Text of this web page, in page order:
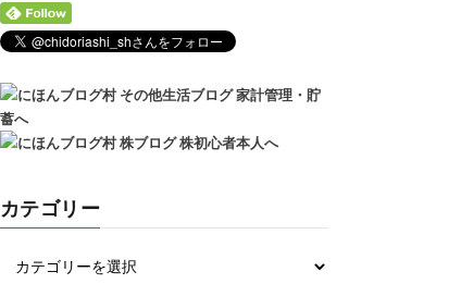
カテゴリー